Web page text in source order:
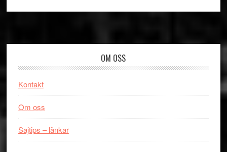
OM OSS
Kontakt
Om oss
Sajtips – länkar